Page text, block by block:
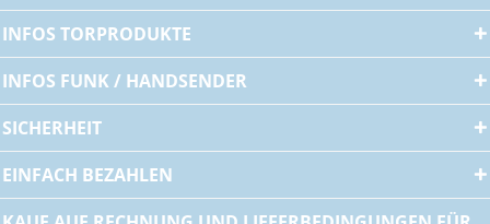
INFOS TORPRODUKTE
INFOS FUNK / HANDSENDER
SICHERHEIT
EINFACH BEZAHLEN